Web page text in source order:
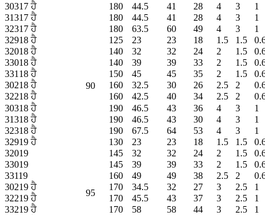
30317 ਹੈ
180 44.5 41 28 4 3
1
31317 ਹੈ
180 44.5 41 28 4 3
1
32317 ਹੈ
180 63.5 60 49 4 3
1
32918 ਹੈ
90
125 23 23 18 1.5 1.5
32018 ਹੈ
140 32 32 24 2 1.5
33018 ਹੈ
140 39 39 33 2 1.5
33118 ਹੈ
150 45 45 35 2 1.5
30218 ਹੈ
160 32.5 30 26 2.5 2
32218 ਹੈ
160 42.5 40 34 2.5 2
30318 ਹੈ
190 46.5 43 36 4 3
1
31318 ਹੈ
190 46.5 43 30 4 3
1
32318 ਹੈ
190 67.5 64 53 4 3
1
32919 ਹੈ
95
130 23 23 18 1.5 1.5
32019
145 32 32 24 2 1.5
33019
145 39 39 33 2 1.5
33119
160 49 49 38 2.5 2
30219 ਹੈ
170 34.5 32 27 3 2.5
1
32219 ਹੈ
170 45.5 43 37 3 2.5
1
33219 ਹੈ
170 58 58 44 3 2.5
1